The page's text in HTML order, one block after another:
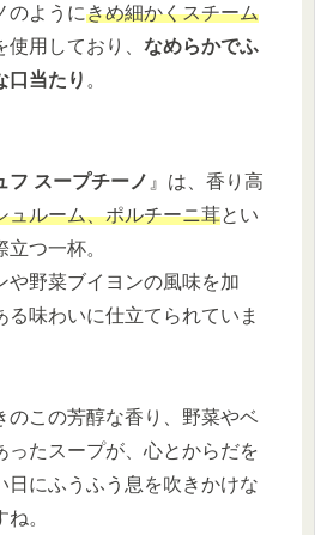
のようにきめ細かくスチーム
使用しており、 なめらかでふ
口当たり 。
フ スープチーノ 』は、香り高
ュルーム、ポルチーニ茸とい
つ一杯。
や野菜ブイヨンの風味を加
る味わいに仕立てられていま
のこの芳醇な香り、野菜やベ
ったスープが、心とからだを
日にふうふう息を吹きかけな
。